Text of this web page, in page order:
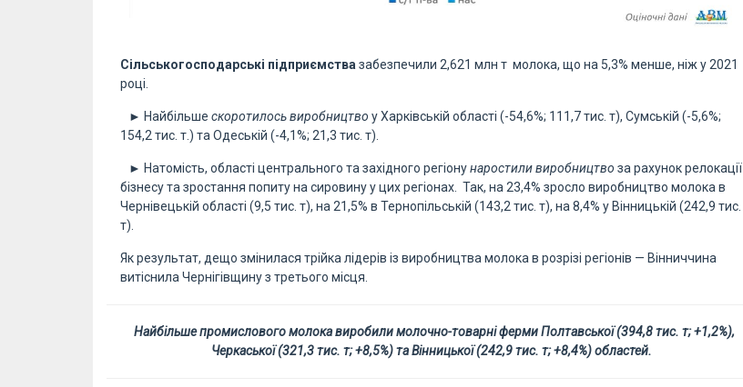
Сільськогосподарські підприємствазабезпечили 2,621 млн т молока, що на 5,3% менше, ніж у 2021
році.
► Найбільше скоротилосьвиробництво у Харківській області (-54,6%; 111,7 тис. т), Сумській (-5,6%;
154,2 тис. т.) та Одеській (-4,1%; 21,3 тис. т).
► Натомість, області центрального та західного регіонунаростили виробництво за рахунок релокації
бізнесу та зростання попиту на сировину у цих регіонах. Так, на 23,4% зросло виробництво молока в
Чернівецькій області (9,5 тис. т), на 21,5% в Тернопільській (143,2 тис. т), на 8,4% у Вінницькій (242,9 тис.
т).
Як результат, дещо змінилася трійка лідерів із виробництва молока в розрізі регіонів — Вінниччина
витіснила Чернігівщину з третього місця.
Найбільше промислового молока виробили молочно-товарні ферми Полтавської (394,8 тис. т; +1,2%),
Черкаської (321,3 тис. т; +8,5%) та Вінницької (242,9 тис. т; +8,4%) областей.